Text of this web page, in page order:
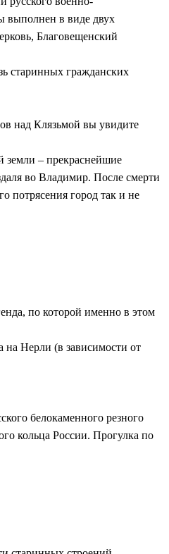
выполнен в виде двух
Благовещенский
старинных гражданских
над Клязьмой вы увидите
земли – прекраснейшие
во Владимир. После смерти
потрясения город так и не
по которой именно в этом
на Нерли (в зависимости от
белокаменного резного
кольца России. Прогулка по